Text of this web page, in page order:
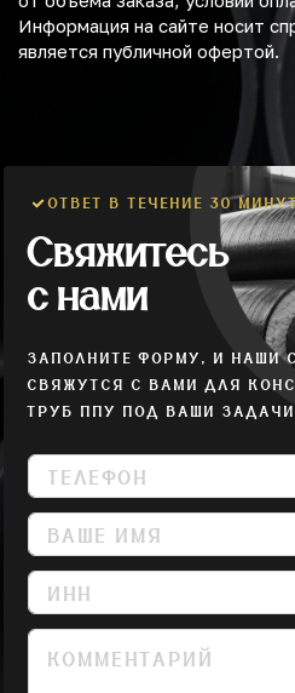
Информация на сайте носит
является публичной офертой.
ОТВЕТ В ТЕЧЕНИЕ 30
Свяжитесь
с нами
ЗАПОЛНИТЕ ФОРМУ, И НАШИ
СВЯЖУТСЯ С ВАМИ ДЛЯ
ТРУБ ППУ ПОД ВАШИ